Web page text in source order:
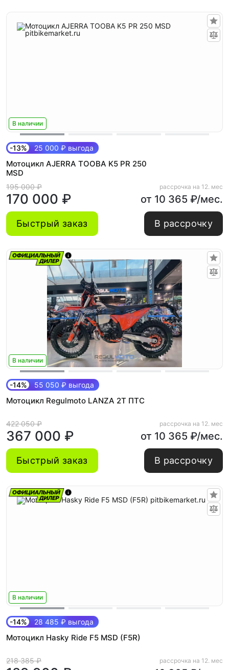
В наличии
-13% 25 000 ₽ выгода
Мотоцикл AJERRA TOOBA K5 PR 250
MSD
195 000 ₽
170 000 ₽
рассрочка на 12. мес
от 10 365 ₽/мес.
Быстрый заказ В рассрочку
В наличии
-14% 55 050 ₽ выгода
Мотоцикл Regulmoto LANZA 2T ПТС
422 050 ₽
367 000 ₽
рассрочка на 12. мес
от 10 365 ₽/мес.
Быстрый заказ В рассрочку
В наличии
-14% 28 485 ₽ выгода
Мотоцикл Hasky Ride F5 MSD (F5R)
218 385 ₽ рассрочка на 12. мес